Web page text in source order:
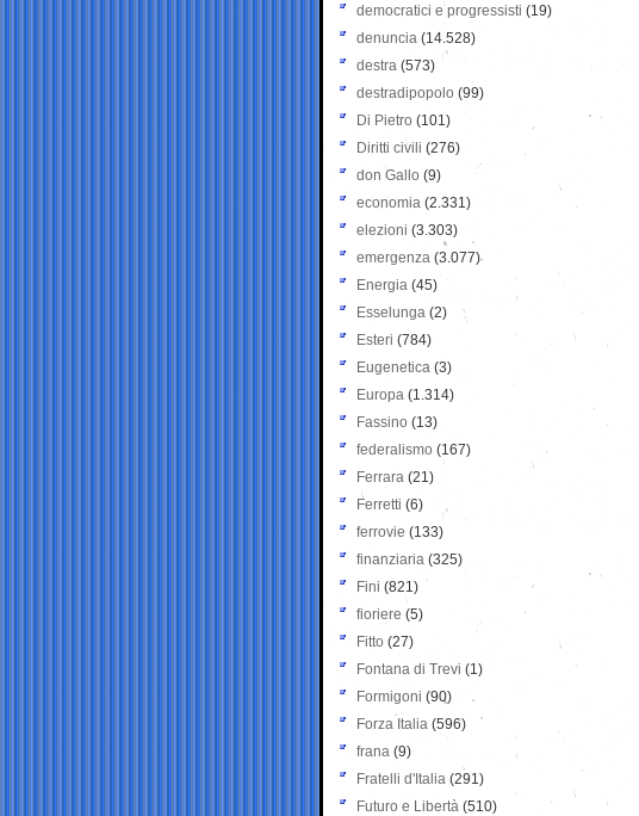
democratici e progressisti (19)
denuncia (14.528)
destra (573)
destradipopolo (99)
Di Pietro (101)
Diritti civili (276)
don Gallo (9)
economia (2.331)
elezioni (3.303)
emergenza (3.077)
Energia (45)
Esselunga (2)
Esteri (784)
Eugenetica (3)
Europa (1.314)
Fassino (13)
federalismo (167)
Ferrara (21)
Ferretti (6)
ferrovie (133)
finanziaria (325)
Fini (821)
fioriere (5)
Fitto (27)
Fontana di Trevi (1)
Formigoni (90)
Forza Italia (596)
frana (9)
Fratelli d'Italia (291)
Futuro e Libertà (510)